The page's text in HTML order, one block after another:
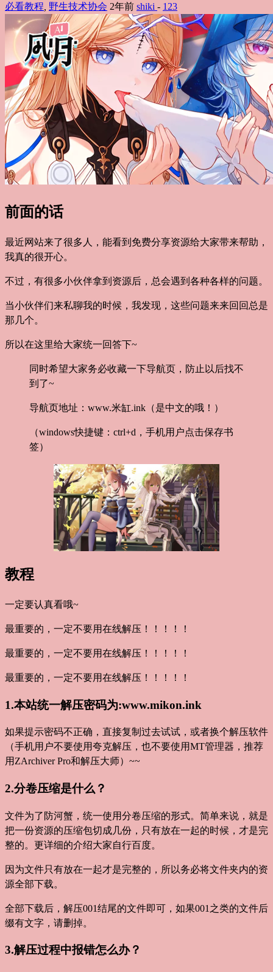
必看教程 野生技术协会 2年前 shiki - 123
前面的话
最近网站来了很多人，能看到免费分享资源给大家带来帮助，
我真的很开心。
不过，有很多小伙伴拿到资源后，总会遇到各种各样的问题。
当小伙伴们来私聊我的时候，我发现，这些问题来来回回总是
那几个。
所以在这里给大家统一回答下~
同时希望大家务必收藏一下导航页，防止以后找不
到了~
导航页地址：www.米缸.ink（是中文的哦！）
（windows快捷键：ctrl+d，手机用户点击保存书
签）
教程
一定要认真看哦~
最重要的，一定不要用在线解压！！！！！
最重要的，一定不要用在线解压！！！！！
最重要的，一定不要用在线解压！！！！！
1.本站统一解压密码为:www.mikon.ink
如果提示密码不正确，直接复制过去试试，或者换个解压软件
（手机用户不要使用夸克解压，也不要使用MT管理器，推荐
用ZArchiver Pro和解压大师）~~
2.分卷压缩是什么？
文件为了防河蟹，统一使用分卷压缩的形式。简单来说，就是
把一份资源的压缩包切成几份，只有放在一起的时候，才是完
整的。更详细的介绍大家自行百度。
因为文件只有放在一起才是完整的，所以务必将文件夹内的资
源全部下载。
全部下载后，解压001结尾的文件即可，如果001之类的文件后
缀有文字，请删掉。
3.解压过程中报错怎么办？